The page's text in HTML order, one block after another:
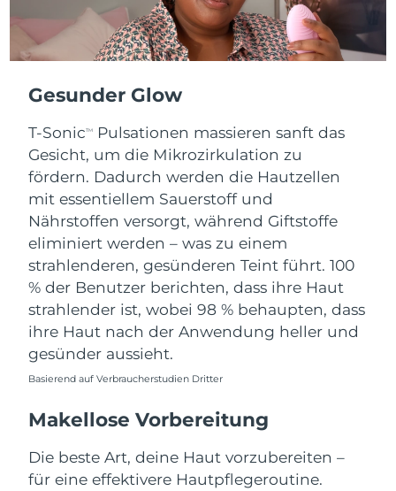
Gesunder Glow
T-SonicTM
Pulsationen massieren sanft das
Gesicht, um die Mikrozirkulation zu
fördern. Dadurch werden die Hautzellen
mit essentiellem Sauerstoff und
Nährstoffen versorgt, während Giftstoffe
eliminiert werden – was zu einem
strahlenderen, gesünderen Teint führt. 100
% der Benutzer berichten, dass ihre Haut
strahlender ist, wobei 98 % behaupten, dass
ihre Haut nach der Anwendung heller und
gesünder aussieht.
Basierend auf Verbraucherstudien Dritter
Makellose Vorbereitung
Die beste Art, deine Haut vorzubereiten –
für eine effektivere Hautpflegeroutine.
Schweden
Erwartete Lieferung
08/08/2026
Schweiz
Taiwan
Erwartete Lieferung
Thailand
Erwartete Lieferung
Türkei
Erwartete Lieferung
Vereinigte Arabische
Emirate
Erwartete Lieferung
09/08/2026
Vereinigtes
Königreich
Vereinigte Staaten
Erwartete Lieferung
Usbekistan
Erwartete Lieferung
13/08/2026